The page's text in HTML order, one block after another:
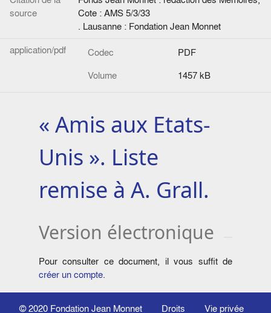
source
Cote : AMS 5/3/33
. Lausanne : Fondation Jean Monnet
application/pdf
Codec
PDF
Volume
1457 kB
« Amis aux Etats-
Unis ». Liste
remise à A. Grall.
Version électronique
Pour consulter ce document, il vous suffit de
créer un compte.
© 2020 Fondation Jean Monnet Droits Vie privée